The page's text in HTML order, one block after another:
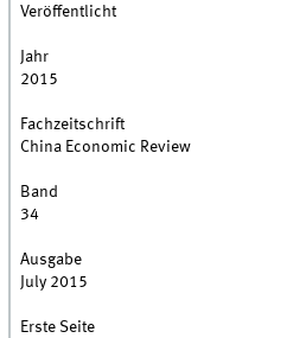
Veröffentlicht
Jahr
2015
Fachzeitschrift
China Economic Review
Band
34
Ausgabe
July 2015
Erste Seite